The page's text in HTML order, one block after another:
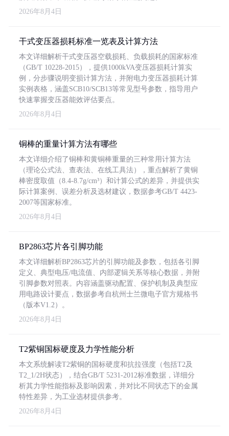
2026年8月4日
干式变压器损耗标准一览表及计算方法
本文详细解析干式变压器空载损耗、负载损耗的国家标准
（GB/T 10228-2015），提供1000kVA变压器损耗计算实
例，分步骤说明变损计算方法，并附电力变压器损耗计算
实例表格，涵盖SCB10/SCB13等常见型号参数，指导用户
快速掌握变压器能效评估要点。
2026年8月4日
铜棒的重量计算方法有哪些
本文详细介绍了铜棒和黄铜棒重量的三种常用计算方法
（理论公式法、查表法、在线工具法），重点解析了黄铜
棒密度取值（8.4-8.7g/cm³）和计算公式的差异，并提供实
际计算案例、误差分析及选材建议，数据参考GB/T 4423-
2007等国家标准。
2026年8月4日
BP2863芯片各引脚功能
本文详细解析BP2863芯片的引脚功能及参数，包括各引脚
定义、典型电压/电流值、内部逻辑关系等核心数据，并附
引脚参数对照表。内容涵盖驱动配置、保护机制及典型应
用电路设计要点，数据参考自杭州士兰微电子官方规格书
（版本V1.2）。
2026年8月4日
T2紫铜国标硬度及力学性能分析
本文系统解读T2紫铜的国标硬度和抗拉强度（包括T2及
T2_1/2H状态），结合GB/T 5231-2012标准数据，详细分
析其力学性能指标及影响因素，并对比不同状态下的金属
特性差异，为工业选材提供参考。
2026年8月4日